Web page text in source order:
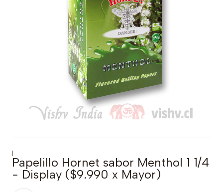
|
Papelillo Hornet sabor Menthol 1 1/4
- Display ($9.990 x Mayor)